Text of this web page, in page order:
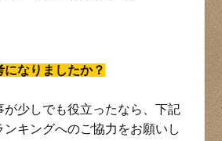
なりましたか？
が少しでも役立ったなら、下記
ンキングへのご協力をお願いし